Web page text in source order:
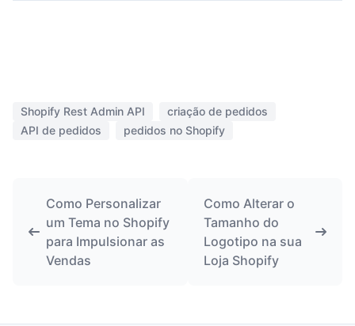
Shopify Rest Admin API
criação de pedidos
API de pedidos
pedidos no Shopify
Como Personalizar
um Tema no Shopify
para Impulsionar as
Vendas
Como Alterar o
Tamanho do
Logotipo na sua
Loja Shopify